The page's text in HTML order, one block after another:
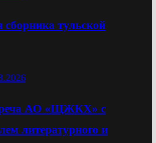
сборника тульской
АО «ЩЖКХ» с
литературного и